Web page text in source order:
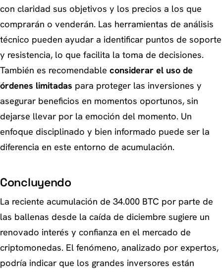
con claridad sus objetivos y los precios a los que
comprarán o venderán. Las herramientas de análisis
técnico pueden ayudar a identificar puntos de soporte
y resistencia, lo que facilita la toma de decisiones.
También es recomendable considerar el uso de
órdenes limitadas para proteger las inversiones y
asegurar beneficios en momentos oportunos, sin
dejarse llevar por la emoción del momento. Un
enfoque disciplinado y bien informado puede ser la
diferencia en este entorno de acumulación.
Concluyendo
La reciente acumulación de 34.000 BTC por parte de
las ballenas desde la caída de diciembre sugiere un
renovado interés y confianza en el mercado de
criptomonedas. El fenómeno, analizado por expertos,
podría indicar que los grandes inversores están